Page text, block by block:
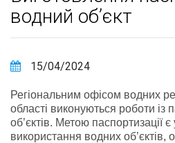
водний об’єкт
15/04/2024
Регіональним офісом водних
області виконуються роботи із
об’єктів. Метою паспортизації
використання водних об’єктів,